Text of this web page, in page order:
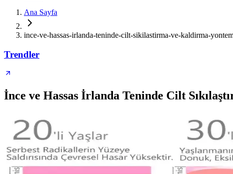
Ana Sayfa
ince-ve-hassas-irlanda-teninde-cilt-sikilastirma-ve-kaldirma-
Trendler
İnce ve Hassas İrlanda Teninde Cilt